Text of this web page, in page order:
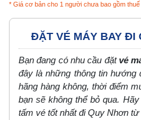
* Giá cơ bản cho 1 người chưa bao gồm thuế
ĐẶT VÉ MÁY BAY ĐI
Bạn đang có nhu cầu đặtvé
đây là những thông tin
hãng hàng không, thời điểm
bạn sẽ không thể bỏ qua.
tấm vé tốt nhất đi Quy Nhơn